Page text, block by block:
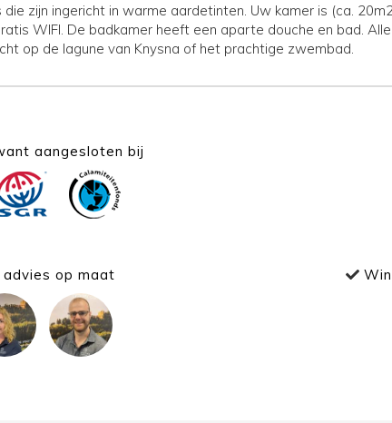
zijn ingericht in warme aardetinten. Uw kamer is (ca.
WIFI. De badkamer heeft een aparte douche en bad. Alle
op de lagune van Knysna of het prachtige zwembad.
aangesloten bij
op maat